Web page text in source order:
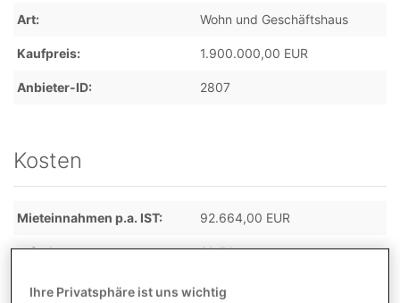
Art Wohn und Geschäftshaus
Kaufpreis 1.900.000,00 EUR
Anbieter-ID 2807
Kosten
Mieteinnahmen p.a. IST 92.664,00 EUR
x-fache 20.50
Provision 5,95 %
Ihre Privatsphäre ist uns wichtig